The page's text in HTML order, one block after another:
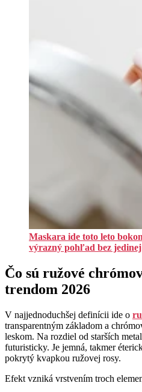
Maskara ide toto leto
výrazný pohľad bez
Čo sú ružové
trendom 2026
V najjednoduchšej definícii ide o
transparentným základom a
leskom. Na rozdiel od starších
futuristicky. Je jemná, takmer
pokrytý kvapkou ružovej rosy.
Efekt vzniká vrstvením troch